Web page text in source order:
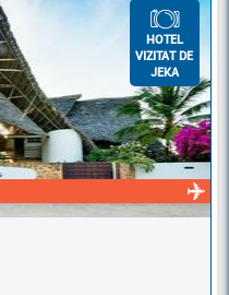
HOTEL
VIZITAT DE
JEKA